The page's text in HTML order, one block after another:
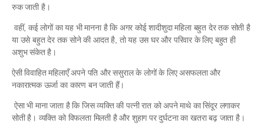
रुक जाती है।
वहीं, कई लोगों का यह भी मानना ​​है कि अगर कोई शादीशुदा महिला बहुत देर तक सोती है
या उसे बहुत देर तक सोने की आदत है, तो यह उस घर और परिवार के लिए बहुत ही
अशुभ संकेत है।
ऐसी विवाहित महिलाएँ अपने पति और ससुराल के लोगों के लिए असफलता और
नकारात्मक ऊर्जा का कारण बन जाती हैं।
ऐसा भी माना जाता है कि जिस व्यक्ति की पत्नी रात को अपने माथे का सिंदूर लगाकर
सोती है। व्यक्ति को विफलता मिलती है और शुहाग पर दुर्घटना का खतरा बढ़ जाता है।